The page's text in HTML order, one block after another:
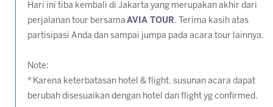
Hari ini tiba kembali di Jakarta yang merupakan akhir dari
perjalanan tour bersama AVIA TOUR. Terima kasih atas
partisipasi Anda dan sampai jumpa pada acara tour lainnya.
Note:
* Karena keterbatasan hotel & flight, susunan acara dapat
berubah disesuaikan dengan hotel dan flight yg confirmed.